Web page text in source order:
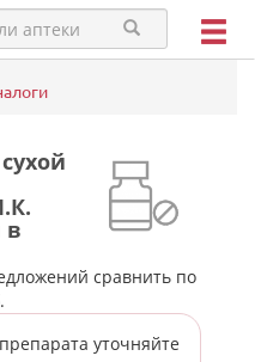
в
сравнить по
уточняйте